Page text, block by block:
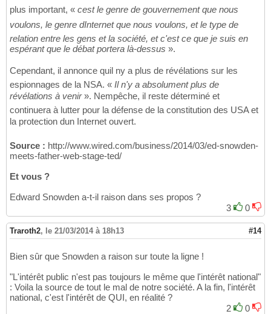
plus important, « cest le genre de gouvernement que nous
voulons, le genre dInternet que nous voulons, et le type de
relation entre les gens et la société, et c'est ce que je suis en
espérant que le débat portera là-dessus ».
Cependant, il annonce quil ny a plus de révélations sur les
espionnages de la NSA. « Il n'y a absolument plus de
révélations à venir». Nempêche, il reste déterminé et
continuera à lutter pour la défense de la constitution des USA et
la protection dun Internet ouvert.
Source : http://www.wired.com/business/2014/03/ed-snowden-
meets-father-web-stage-ted/
Et vous ?
Edward Snowden a-t-il raison dans ses propos ?
3
0
Traroth2, le 21/03/2014 à 18h13 #14
Bien sûr que Snowden a raison sur toute la ligne !
"L'intérêt public n'est pas toujours le même que l'intérêt national"
: Voila la source de tout le mal de notre société. A la fin, l'intérêt
national, c'est l'intérêt de QUI, en réalité ?
2
0